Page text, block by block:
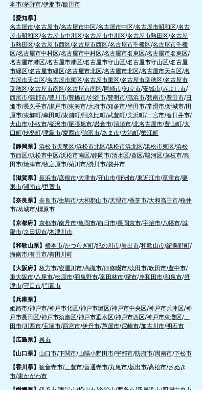
本市/茅野市/伊那市/飯田市
【愛知県】
名古屋市/名古屋市/名古屋市中区/名古屋市中区/名古屋市昭和区/名古
屋市昭和区/名古屋市中川区/名古屋市中川区/名古屋市熱田区/名古屋
市熱田区/名古屋市西区/名古屋市西区/名古屋市千種区/名古屋市千種
区/名古屋市中村区/名古屋市中村区/名古屋市名東区/名古屋市名東区/
名古屋市港区/名古屋市港区/名古屋市守山区/名古屋市守山区/名古屋
市緑区/名古屋市緑区/名古屋市北区/名古屋市北区/名古屋市天白区/名
古屋市天白区/名古屋市東区/名古屋市東区/名古屋市瑞穂区/名古屋市
瑞穂区/名古屋市南区/名古屋市南区/岡崎市/知立市/安城市/みよし市/
西尾市/蒲郡市/豊川市/豊橋市/刈谷市/豊明市/高浜市/碧南市/豊田市/日
進市/長久手市/瀬戸市/東海市/大府市/知多市/半田市/常滑市/新城市/田
原市/東郷町/幸田町/東浦町/阿久比町/武豊町/美浜町/一宮市/春日井市/
犬山市/小牧市/稲沢市/尾張旭市/岩倉市/清須市/北名古屋市/豊山町/大
口町/扶桑町/津島市/愛西市/弥富市/あま市/大治町/蟹江町
【静岡県】 浜松市天竜区/浜松市北区/浜松市浜北区/浜松市東区/浜松
市西区/浜松市中区/浜松市南区/静岡市/清水区/葵区/駿河区/藤枝市/島
田市/焼津市/牧之原市/菊川市/掛川市/袋井市
【滋賀県】 長浜市/彦根市/大津市/守山市/野洲市/東近江市/草津市/栗
東市/湖南市/甲賀市
【奈良県】 奈良市/生駒市/大和郡山市/天理市/香芝市/大和高田市/桜井
市/葛城市/橿原市
【京都府】 京都市/南丹市/亀岡市/向日市/長岡京市/宇治市/八幡市/城
陽市/京田辺市/木津川市
【和歌山県】 橋本市/かつらぎ町/紀の川市/岩出市/和歌山市/紀美野町/
海南市/有田市/有田川町
【大阪府】 枚方市/寝屋川市/高槻市/四條畷市/吹田市/吹田市/豊中市/
東大阪市/八尾市/松原市/羽曳野市/富田林市/堺市/岸和田市/和泉市/摂
津市/守口市/門真市
【兵庫県】
姫路市/神戸市/神戸市北区/神戸市灘区/神戸市中央区/神戸市兵庫区/神
戸市長田区/神戸市須磨区/神戸市垂水区/神戸市西区/神戸市東灘区/三
田市/川西市/宝塚市/西宮市/伊丹市/芦屋市/尼崎市/加古川市/明石市
【広島県】 呉市
【山口県】 山口市/下関市/山陽小野田市/宇部市/防府市/周南市/下松市
【香川県】 観音寺市/三豊市/善通寺市/丸亀市/坂出市/高松市/さぬき
市/東かがわ市
【愛媛県】伊予市/東温市/松山市/今治市/西条市/新居浜市/四国中央市